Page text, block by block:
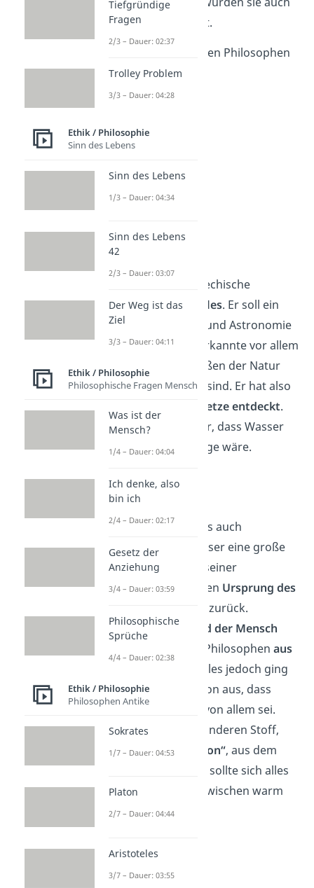
Naturgelehrte
genannt.
Die Namen dieser antiken Philosophen
erfährst du jetzt.
Thales
Der erste bekannte griechische
Philosoph ist dabei
Thales. Er soll ein
Genie der Mathematik und Astronomie
gewesen sein. Thales erkannte vor allem
als Erster, dass die Größen der Natur
voneinander abhängig sind. Er hat also
Naturgesetze entdeckt.
Weiterhin spekulierte er, dass Wasser
die Grundlage aller Dinge wäre.
Anaximander
Wie Thales vor ihm, wies auch
Anaximanderdem Wasser eine große
Rolle in der Welt zu. In seiner
Philosophie führte er den Ursprung des
auf das Wasser zurück.
Beispielsweiseentstand der Mensch
laut dem griechischen Philosophen aus
. Anders als Thales jedoch ging
Anaximander nicht davon aus, dass
Wasser die Grundlage von allem sei.
Laut ihm gab es einen anderen Stoff,
das sogenannte„Apeiron“, aus dem
sich alles bildete. Dabei sollte sich alles
aus einem Gegensatz zwischen warm
und kalt entwickeln.
Tiefgründige
Fragen
2/3 – Dauer: 02:37
Trolley Problem
3/3 – Dauer: 04:28
Ethik / Philosophie
Sinn des Lebens
Sinn des Lebens
1/3 – Dauer: 04:34
Sinn des Lebens
42
2/3 – Dauer: 03:07
Der Weg ist das
Ziel
3/3 – Dauer: 04:11
Ethik / Philosophie
Philosophische Fragen Mensch
Was ist der
Mensch?
1/4 – Dauer: 04:04
Ich denke, also
bin ich
2/4 – Dauer: 02:17
Gesetz der
Anziehung
3/4 – Dauer: 03:59
Philosophische
Sprüche
4/4 – Dauer: 02:38
Ethik / Philosophie
Philosophen Antike
Sokrates
1/7 – Dauer: 04:53
Platon
2/7 – Dauer: 04:44
Aristoteles
3/7 – Dauer: 03:55